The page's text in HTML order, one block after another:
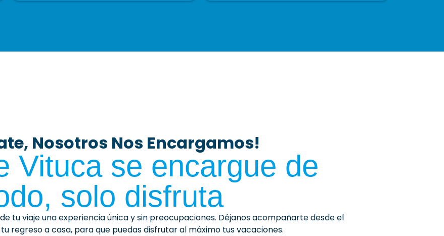
Nosotros Nos Encargamos!
Vituca se encargue de
solo disfruta
tu viaje una experiencia única y sin preocupaciones. Déjanos acompañarte desde el
regreso a casa, para que puedas disfrutar al máximo tus vacaciones.